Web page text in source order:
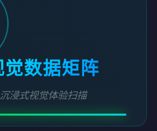
觉数据矩阵
沉浸式视觉体验扫描